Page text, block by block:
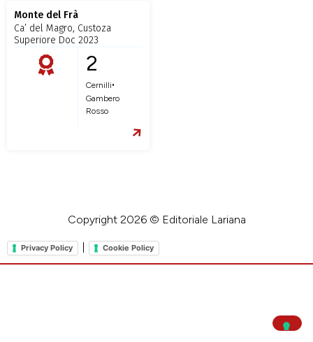
Monte del Frà
Ca’ del Magro, Custoza
Superiore Doc 2023
2
Cernilli•
Gambero
Rosso
Copyright 2026 © Editoriale Lariana
Privacy Policy Cookie Policy